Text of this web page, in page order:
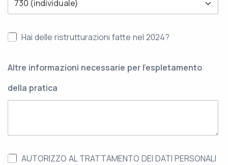
Hai delle ristrutturazioni fatte nel 2024?
Altre informazioni necessarie per l'espletamento
della pratica
AUTORIZZO AL TRATTAMENTO DEI DATI PERSONALI